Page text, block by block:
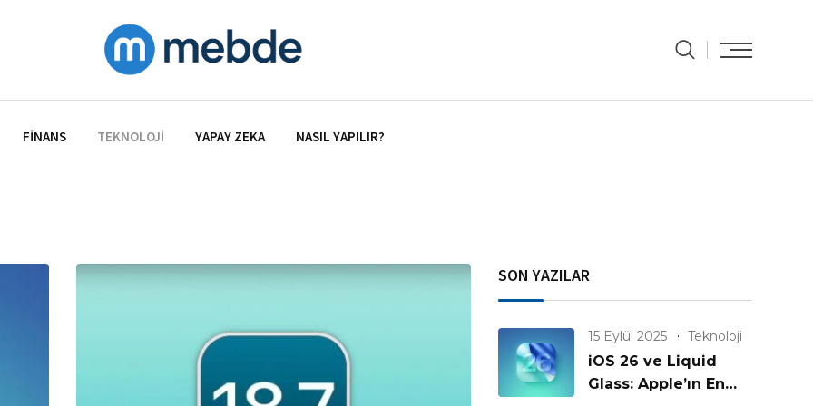
FINANS TEKNOLOJI YAPAY ZEKA NASIL YAPILIR?
SON YAZILAR
15 Eylül 2025 Teknoloji
iOS 26 ve Liquid
Glass: Apple’ın En